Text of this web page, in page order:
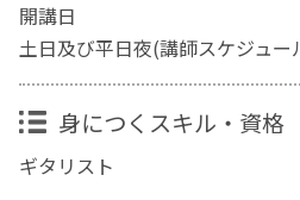
開講日
土日及び平日夜(講師スケジュー
身につくスキル・資格
ギタリスト